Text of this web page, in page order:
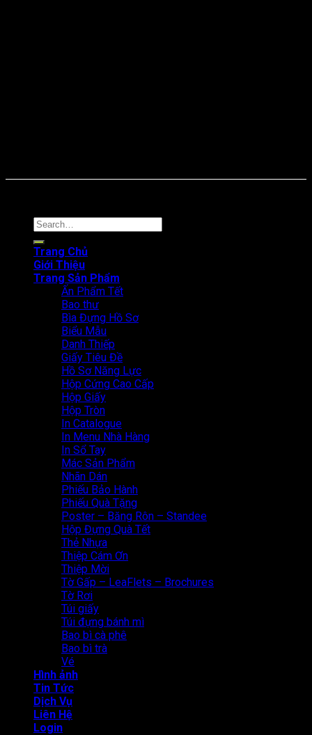
Search
for:
Trang Chủ
Giới Thiệu
Trang Sản Phẩm
Ấn Phẩm Tết
Bao thư
Bìa Đựng Hồ Sơ
Biểu Mẫu
Danh Thiếp
Giấy Tiêu Đề
Hồ Sơ Năng Lực
Hộp Cứng Cao Cấp
Hộp Giấy
Hộp Tròn
In Catalogue
In Menu Nhà Hàng
In Sổ Tay
Mác Sản Phẩm
Nhãn Dán
Phiếu Bảo Hành
Phiếu Quà Tặng
Poster – Băng Rôn – Standee
Hộp Đựng Quà Tết
Thẻ Nhựa
Thiệp Cám Ơn
Thiệp Mời
Tờ Gấp – LeaFlets – Brochures
Tờ Rơi
Túi giấy
Túi đựng bánh mì
Bao bì cà phê
Bao bì trà
Vé
Hình ảnh
Tin Tức
Dịch Vụ
Liên Hệ
Login